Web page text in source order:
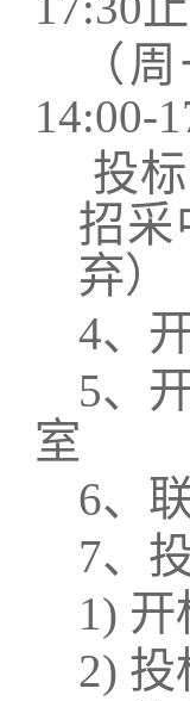
（周
14:00-
投
招采
弃）
4、
5、
室
6、
7、
1)
2)